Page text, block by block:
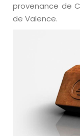
provenance de
de Valence.